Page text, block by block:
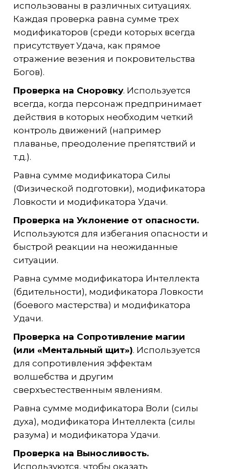
использованы в различных ситуациях.
Каждая проверка равна сумме трех
модификаторов (среди которых всегда
присутствует Удача, как прямое
отражение везения и покровительства
Богов).
Проверка на Сноровку. Используется
всегда, когда персонаж предпринимает
действия в которых необходим четкий
контроль движений (например
плаванье, преодоление препятствий и
т.д.).
Равна сумме модификатора Силы
(Физической подготовки), модификатора
Ловкости и модификатора Удачи.
Проверка на Уклонение от опасности.
Используются для избегания опасности и
быстрой реакции на неожиданные
ситуации.
Равна сумме модификатора Интеллекта
(бдительности), модификатора Ловкости
(боевого мастерства) и модификатора
Удачи.
Проверка на Сопротивление магии
(или «Ментальный щит»). Используется
для сопротивления эффектам
волшебства и другим
сверхъестественным явлениям.
Равна сумме модификатора Воли (силы
духа), модификатора Интеллекта (силы
разума) и модификатора Удачи.
Проверка на Выносливость.
Используются, чтобы оказать